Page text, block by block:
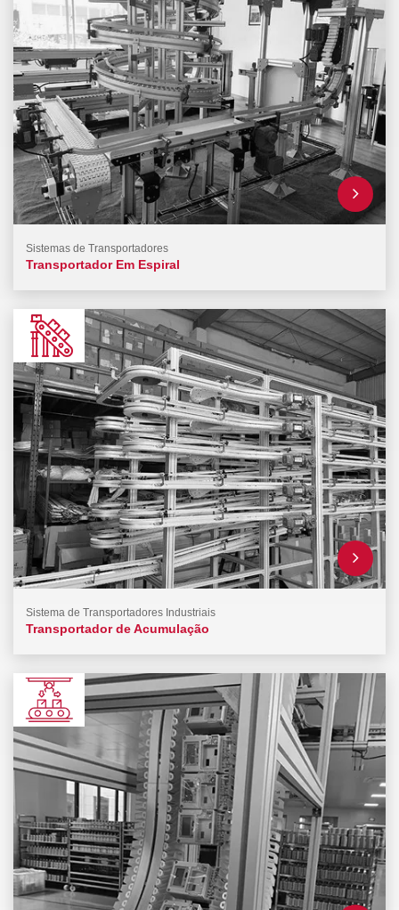
Sistemas de Transportadores
Transportador Em Espiral
Sistema de Transportadores Industriais
Transportador de Acumulação